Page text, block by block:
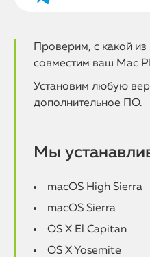
Проверим, с какой
совместим ваш Mac
Установим любую
дополнительное ПО.
Мы
macOS High Sierra
macOS Sierra
OS X El Capitan
OS X Yosemite